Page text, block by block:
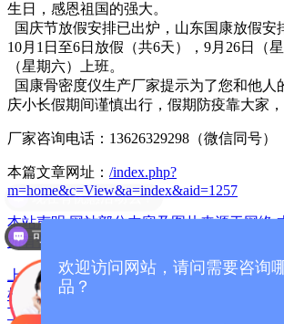
生日，感恩祖国的强大。
国庆节放假安排已出炉，山东国康放假安
10月1日至6日放假（共6天），9月26日（
（星期六）上班。
国康骨密度仪生产厂家提示为了您和他人
庆小长假期间谨慎出行，假期防疫靠大家，
厂家咨询电话：13626329298（微信同号）
本篇文章网址： /index.php?
m=home&c=View&a=index&aid=1257
本站声明:网站部分内容及图片来源于网络,
如有侵权,请联系我们,QQ: 325925638 ，我
上一篇：点击查看-超声骨密度检测仪厂家
检测 原来是这样操作的！
下一篇：国庆假期后身体仿佛被掏空？便
现在有优惠活动么？
欢迎访问网站，请问需要咨询
品？